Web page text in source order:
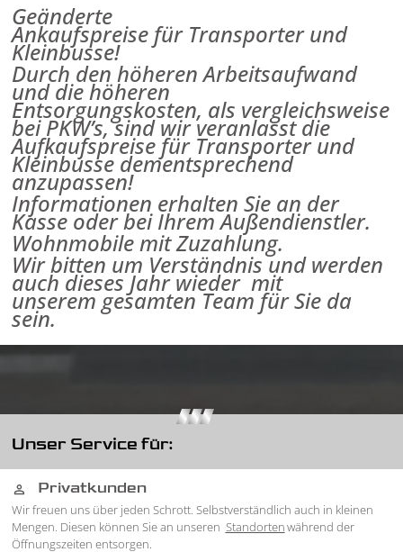
Geänderte
Ankaufspreise für Transporter und
Kleinbusse!
Durch den höheren Arbeitsaufwand
und die höheren
Entsorgungskosten, als vergleichsweise
bei PKW’s,sind wir veranlasst die
Aufkaufspreise für Transporter und
Kleinbusse dementsprechend
anzupassen!
Informationen erhalten Sie an der
Kasseoder bei Ihrem Außendienstler.
Wohnmobile mit Zuzahlung.
Wir bitten um Verständnisund werden
auch dieses Jahr wiedermit
unseremgesamten Teamfür Sie da
sein.
Unser Service für:
person Privatkunden
Wir freuen uns über jeden Schrott. Selbstverständlich auch in kleinen
Mengen. Diesen können Sie an unseren Standortenwährend der
Öffnungszeiten entsorgen.